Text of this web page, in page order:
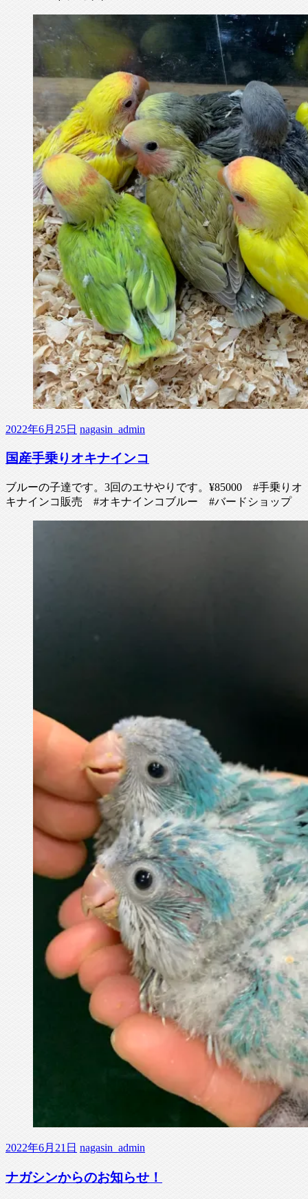
2022年6月25日 nagasin_admin
国産手乗りオキナインコ
ブルーの子達です。3回のエサやりです。¥85000 #手乗りオ
キナインコ販売 #オキナインコブルー #バードショップ
2022年6月21日 nagasin_admin
ナガシンからのお知らせ！